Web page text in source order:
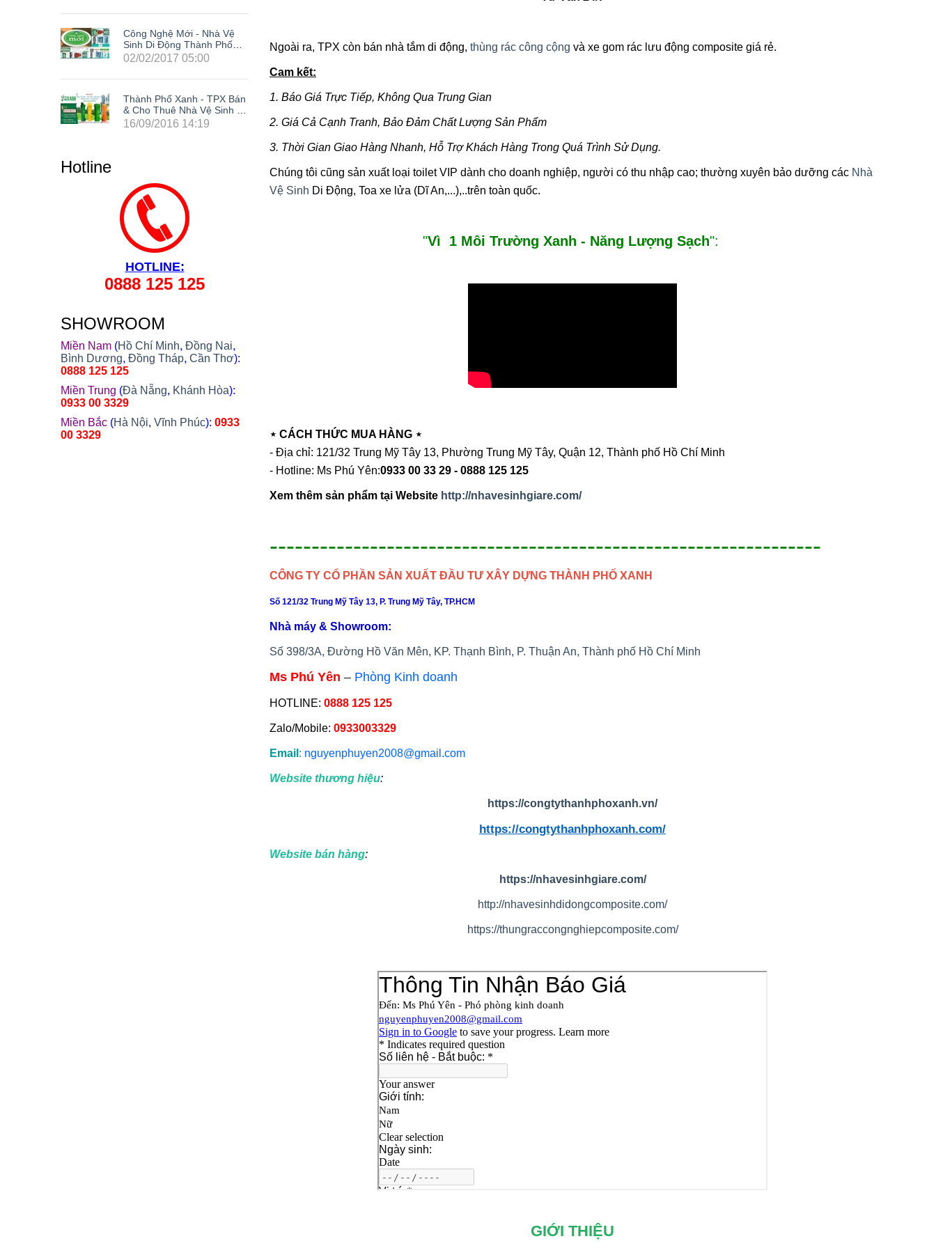
Ngoài ra, TPX còn bán nhà tắm di động, thùng rác công cộng và xe gom rác lưu động composite giá rẻ.
Cam kết:
1. Báo Giá Trực Tiếp, Không Qua Trung Gian
2. Giá Cả Cạnh Tranh, Bảo Đảm Chất Lượng Sản Phẩm
3. Thời Gian Giao Hàng Nhanh, Hỗ Trợ Khách Hàng Trong Quá Trình Sử Dụng.
Chúng tôi cũng sản xuất loại toilet VIP dành cho doanh nghiệp, người có thu nhập cao; thường xuyên bảo dưỡng các Nhà
Vệ Sinh Di Động, Toa xe lửa (Dĩ An,...),..trên toàn quốc.
"Vì 1 Môi Trường Xanh - Năng Lượng Sạch":
⋆ CÁCH THỨC MUA HÀNG ⋆
- Địa chỉ: 121/32 Trung Mỹ Tây 13, Phường Trung Mỹ Tây, Quận 12, Thành phố Hồ Chí Minh
- Hotline: Ms Phú Yên:0933 00 33 29 - 0888 125 125
Xem thêm sản phẩm tại Website http://nhavesinhgiare.com/
------------------------------------------------------------------
CÔNG TY CỔ PHẦN SẢN XUẤT ĐẦU TƯ XÂY DỰNG THÀNH PHỐ XANH
Số 121/32 Trung Mỹ Tây 13, P. Trung Mỹ Tây, TP.HCM
Nhà máy & Showroom:
Số 398/3A, Đường Hồ Văn Mên, KP. Thạnh Bình, P. Thuận An, Thành phố Hồ Chí Minh
Ms Phú Yên – Phòng Kinh doanh
HOTLINE: 0888 125 125
Zalo/Mobile: 0933003329
Email : nguyenphuyen2008@gmail.com
Website thương hiệu:
https://congtythanhphoxanh.vn/
https://congtythanhphoxanh.com/
Website bán hàng:
https://nhavesinhgiare.com/
http://nhavesinhdidongcomposite.com/
https://thungraccongnghiepcomposite.com/
GIỚI THIỆU
Công Nghệ Mới - Nhà Vệ
Sinh Di Động Thành Phố
Xanh
02/02/2017 05:00
Thành Phố Xanh - TPX Bán
& Cho Thuê Nhà Vệ Sinh Di
Động Giá Rẻ Composite Tại
Ninh, Bình Phước, Lâm
Đồng, Khánh Hòa, Kiên
Giang,...
16/09/2016 14:19
Sinh Di Động Thành Phố
Thành Phố Xanh - TPX Bán
Động Giá Rẻ Composite Tại
Nước: Hà Nội, Hải Phòng,
Hồ Chí Minh, Đà Nẵng, Cần
Thơ, Bình Dương, Đồng
Nai, Bà Rịa - Vũng Tàu, Tây
Ninh, Bình Phước, Lâm
Đồng, Khánh Hòa, Kiên
16/09/2016 14:19
Sinh Di Động Thành Phố
Xanh
Động Giá Rẻ Composite Tại
Nước: Hà Nội, Hải Phòng,
Hồ Chí Minh, Đà Nẵng, Cần
Thơ, Bình Dương, Đồng
Nai, Bà Rịa - Vũng Tàu, Tây
16/09/2016 14:19
Hotline
HOTLINE:
0888 125 125
SHOWROOM
Miền Nam (Hồ Chí Minh, Đồng Nai,
Bình Dương, Đồng Tháp, Cần Thơ):
0888 125 125
Miền Trung (Đà Nẵng, Khánh Hòa):
0933 00 3329
Miền Bắc (Hà Nội, Vĩnh Phúc): 0933
00 3329